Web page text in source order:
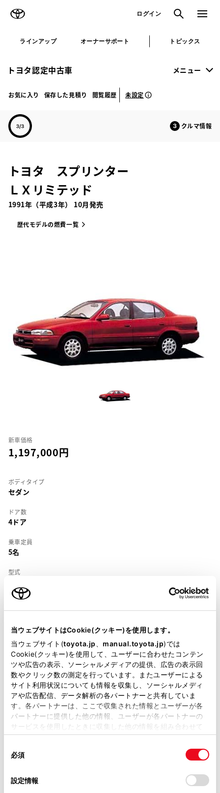
当ウェブサイトはCookie(クッキー)を使用します。
当ウェブサイト(toyota.jp manual.toyota.jp)では
Cookie(クッキー)を使用して、ユーザーに合わせたコンテン
ツや広告の表示、ソーシャルメディアの提供、広告の表示回
数やクリック数の測定を行っています。またユーザーによる
サイト利用状況についても情報を収集し、ソーシャルメディ
アや広告配信、データ解析の各パートナーと共有していま
す。各パートナーは、ここで収集された情報とユーザーが各
パートナーに提供した他の情報、ユーザーが各パートナーの
サービスを使用したときに収集した他の情報を組み合わせて
使用することがあります。当ウェブサイトの使用を続行する
デバイスにすべてのCookie(クッキー)が保存されることに同
意したことになります。Cookie(クッキー)のオプトアウト、
必須
設定情報
ログイン 検索 メニュ
ラインアップ オーナーサポート トピックス
トヨタ認定中古車 メニュー
お気に入り 保存した見積り 閲覧履歴 未設定
クルマ情報
トヨタ スプリンター
ＬＸリミテッド
1991年（平成3年） 10月発売
歴代モデルの燃費一覧
新車価格
1,197,000
ボディタイプ
セダン
ドア数
4ドア
乗車定員
5名
型式
全長×
4290×1685×1375mm
ホイールベース ※1
2465mm
トレッド前／後
1470/1460mm
室内長×室内幅× 室内高
1820 × 1415×1150mm
車両重量
1060kg